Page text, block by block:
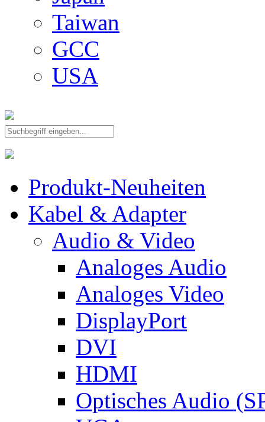
Taiwan
GCC
USA
Produkt-Neuheiten
Kabel & Adapter
Audio & Video
Analoges Audio
Analoges Video
DisplayPort
DVI
HDMI
Optisches Audio